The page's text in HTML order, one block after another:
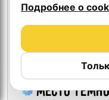
Место
Подробнее о